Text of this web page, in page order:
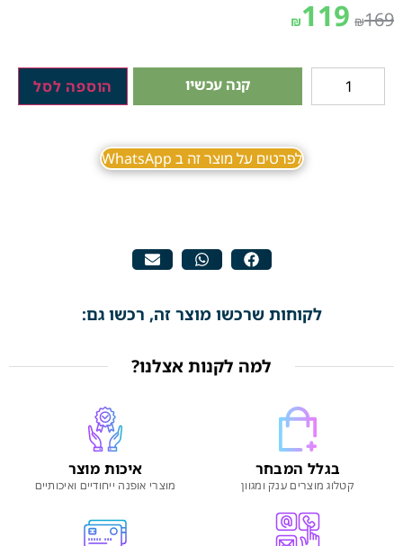
₪169
₪119
קנה עכשיו הוספה לסל
לפרטים על מוצר זה ב WhatsApp
לקוחות שרכשו מוצר זה, רכשו גם:
למה לקנות אצלנו?
בגלל המבחר
קטלוג מוצרים ענק ומגוון
איכות מוצר
מוצרי אופנה ייחודיים ואיכותיים